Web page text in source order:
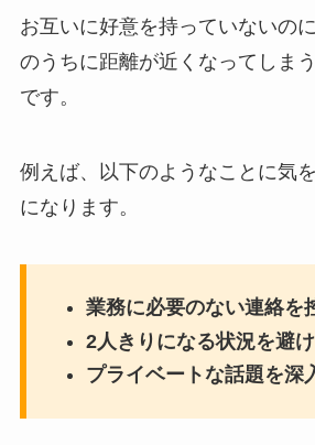
お互いに好意を持っていないの
のうちに距離が近くなってしま
です。
例えば、以下のようなことに気
になります。
業務に必要のない連絡を
2人きりになる状況を避
プライベートな話題を深